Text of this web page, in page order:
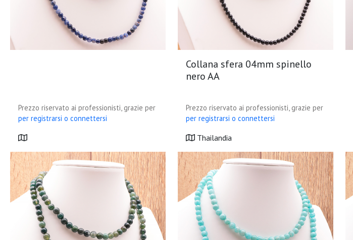
Prezzo riservato ai professionisti, grazie per
per registrarsi o connettersi
Collana sfera 04mm spinello
nero AA
Prezzo riservato ai professionisti, grazie per
per registrarsi o connettersi
Thailandia